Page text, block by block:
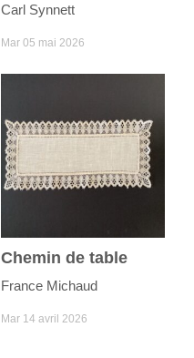
Carl Synnett
Mar 05 mai 2026
Chemin de table
France Michaud
Mar 14 avril 2026